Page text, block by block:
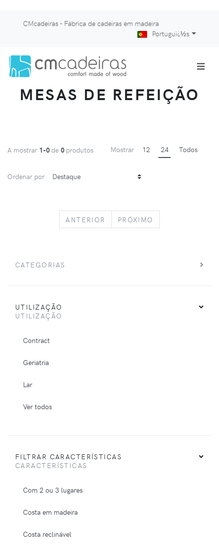
CMcadeiras - Fábrica de cadeiras em madeira
Portuguï¿½s
MESAS DE REFEIÇÃO
A mostrar 1-0de 0 produtos Mostrar 12 24 Todos
Ordenar por
ANTERIOR PREVIOUS
PRÓXIMO
CATEGORIAS
UTILIZAÇÃO
UTILIZAÇÃO
Contract
Geriatria
Lar
Ver todos
FILTRAR CARACTERÍSTICAS
CARACTERÍSTICAS
Com 2 ou 3 lugares
Costa em madeira
Costa reclinável